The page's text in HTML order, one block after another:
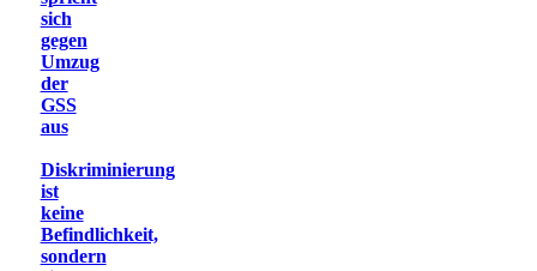
sich
gegen
Umzug
der
GSS
aus
Diskriminierung
ist
keine
Befindlichkeit,
sondern